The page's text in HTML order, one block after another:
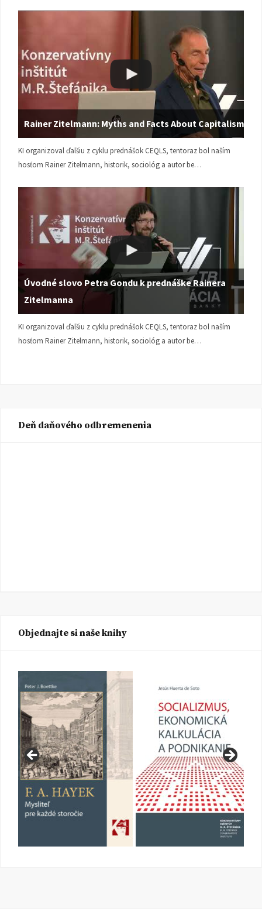
Rainer Zitelmann: Myths and Facts About Capitalism
KI organizoval ďalšiu z cyklu prednášok CEQLS, tentoraz bol naším
hosťom Rainer Zitelmann, historik, sociológ a autor be…
Úvodné slovo Petra Gondu k prednáške Rainera
Zitelmanna
KI organizoval ďalšiu z cyklu prednášok CEQLS, tentoraz bol naším
hosťom Rainer Zitelmann, historik, sociológ a autor be…
Deň daňového odbremenenia
Objednajte si naše knihy